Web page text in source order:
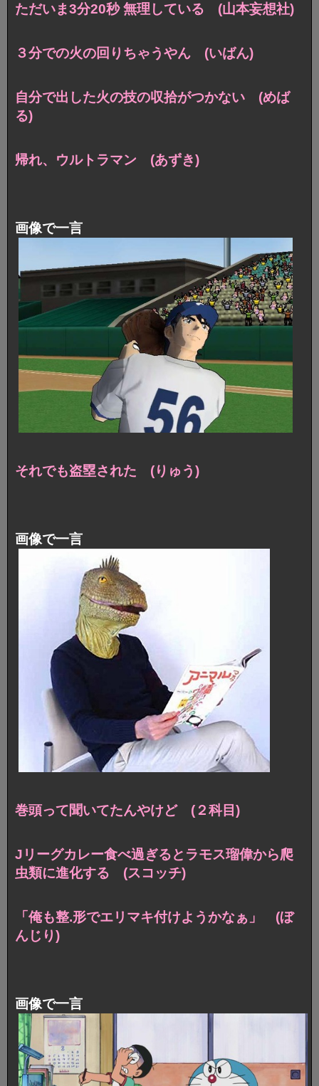
ただいま3分20秒 無理している (山本妄想社)
３分での火の回りちゃうやん (いばん)
自分で出した火の技の収拾がつかない (めば
る)
帰れ、ウルトラマン (あずき)
画像で一言
それでも盗塁された (りゅう)
画像で一言
巻頭って聞いてたんやけど (２科目)
Jリーグカレー食べ過ぎるとラモス瑠偉から爬
虫類に進化する (スコッチ)
「俺も整.形でエリマキ付けようかなぁ」 (ぼ
んじり)
画像で一言